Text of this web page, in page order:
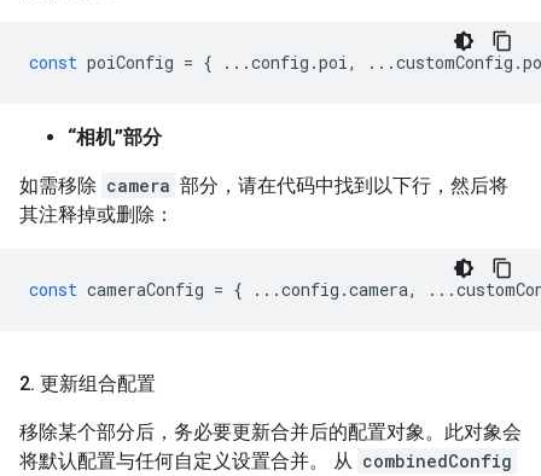
const poiConfig = { ...config .poi , ...customConfig .
“相机”部分
如需移除 camera 部分，请在代码中找到以下行，然后将
其注释掉或删除：
const cameraConfig = { ...config .camera, ...
2. 更新组合配置
移除某个部分后，务必要更新合并后的配置对象。此对象会
将默认配置与任何自定义设置合并。 从 combinedConfig